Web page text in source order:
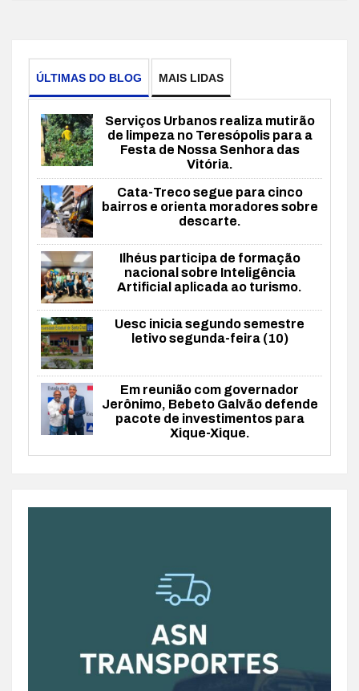
ÚLTIMAS DO BLOG MAIS LIDAS
Serviços Urbanos realiza mutirão
de limpeza no Teresópolis para a
Festa de Nossa Senhora das
Vitória.
Cata-Treco segue para cinco
bairros e orienta moradores sobre
descarte.
Ilhéus participa de formação
nacional sobre Inteligência
Artificial aplicada ao turismo.
Uesc inicia segundo semestre
letivo segunda-feira (10)
Em reunião com governador
Jerônimo, Bebeto Galvão defende
pacote de investimentos para
Xique-Xique.